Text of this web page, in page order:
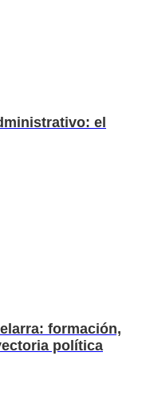
el
formación,
política